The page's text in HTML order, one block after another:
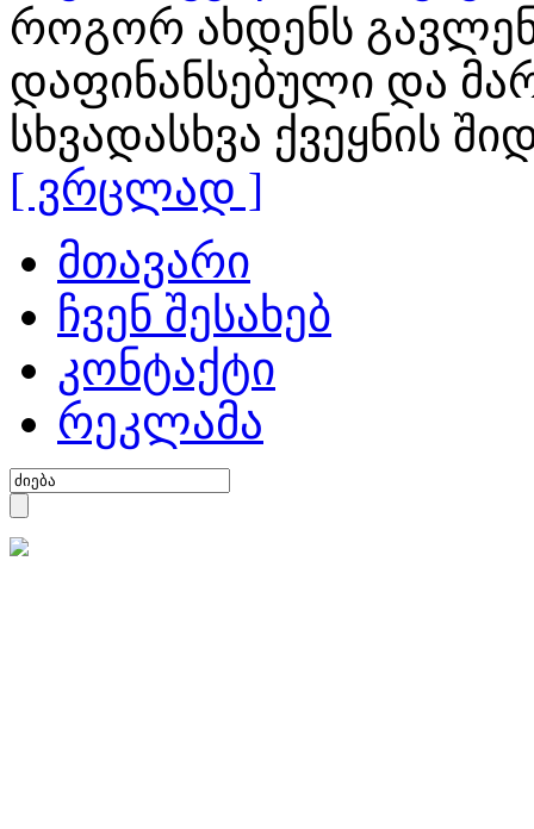
როგორ ახდენს
დაფინანსებული და
სხვადასხვა ქვეყნის
[ ვრცლად ]
მთავარი
ჩვენ შესახებ
კონტაქტი
რეკლამა